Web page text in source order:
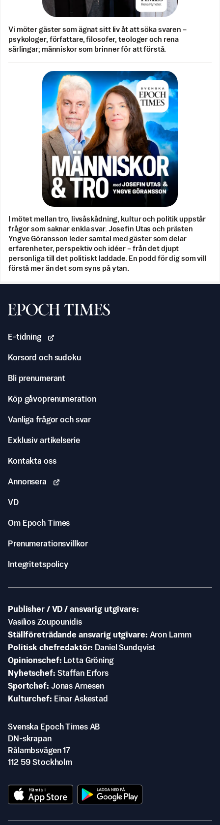
Vi möter gäster som ägnat sitt liv åt att söka svaren –
psykologer, författare, filosofer, teologer och rena
särlingar; människor som brinner för att förstå.
I mötet mellan tro, livsåskådning, kultur och politik uppstår
frågor som saknar enkla svar. Josefin Utas och prästen
Yngve Göransson leder samtal med gäster som delar
erfarenheter, perspektiv och idéer – från det djupt
personliga till det politiskt laddade. En podd för dig som vill
förstå mer än det som syns på ytan.
Svenska Epoch Times
E-tidning
Korsord och sudoku
Bli prenumerant
Köp gåvoprenumeration
Vanliga frågor och svar
Exklusiv artikelserie
Kontakta oss
Annonsera
VD
Om Epoch Times
Prenumerationsvillkor
Integritetspolicy
Publisher / VD / ansvarig utgivare
Vasilios Zoupounidis
Ställföreträdande ansvarig utgivare Aron Lamm
Politisk chefredaktör
Daniel Sundqvist
Opinionschef
Lotta Gröning
Nyhetschef Staffan Erfors
Sportchef Jonas Arnesen
Kulturchef
Einar Askestad
Svenska Epoch Times AB
DN-skrapan
Rålambsvägen 17
112 59 Stockholm